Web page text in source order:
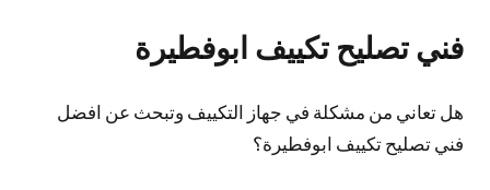
فني تصليح تكييف ابوفطيرة
هل تعاني من مشكلة في جهاز التكييف وتبحث عن افضل
فني تصليح تكييف ابوفطيرة؟